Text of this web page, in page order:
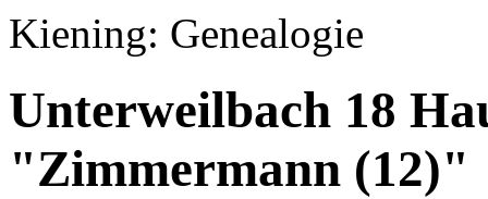
Kiening: Genealogie
Unterweilbach 18
"Zimmermann (12)"